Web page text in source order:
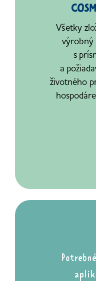
Všetky
výrobný
s
a
životného